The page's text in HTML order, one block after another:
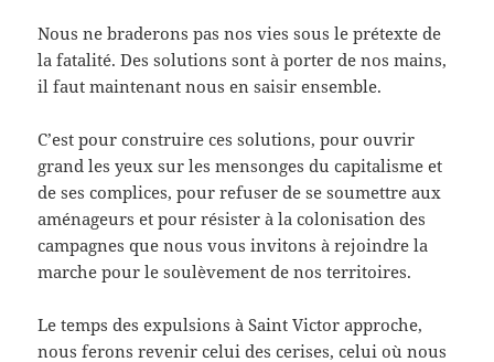
Nous ne braderons pas nos vies sous le prétexte de
la fatalité. Des solutions sont à porter de nos mains,
il faut maintenant nous en saisir ensemble.
C’est pour construire ces solutions, pour ouvrir
grand les yeux sur les mensonges du capitalisme et
de ses complices, pour refuser de se soumettre aux
aménageurs et pour résister à la colonisation des
campagnes que nous vous invitons à rejoindre la
marche pour le soulèvement de nos territoires.
Le temps des expulsions à Saint Victor approche,
nous ferons revenir celui des cerises, celui où nous